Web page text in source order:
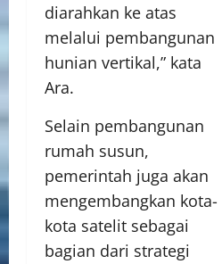
diarahkan ke atas
melalui pembangunan
hunian vertikal,” kata
Ara.
Selain pembangunan
rumah susun,
pemerintah juga akan
mengembangkan kota-
kota satelit sebagai
bagian dari strategi